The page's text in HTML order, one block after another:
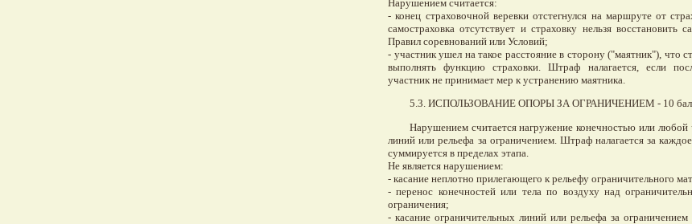
Нарушением считается:
- конец страховочной веревки отстегнулся на маршруте от
самостраховка отсутствует и страховку нельзя восстановить
Правил соревнований или Условий;
- участник ушел на такое расстояние в сторону ("маятник"), что
выполнять функцию страховки. Штраф налагается, если
участник не принимает мер к устранению маятника.
5.3. ИСПОЛЬЗОВАНИЕ ОПОРЫ ЗА ОГРАНИЧЕНИЕМ - 10
Нарушением считается нагружение конечностью или любой
линий или рельефа за ограничением. Штраф налагается за
суммируется в пределах этапа.
Не является нарушением:
- касание неплотно прилегающего к рельефу ограничительного
- перенос конечностей или тела по воздуху над
ограничения;
- касание ограничительных линий или рельефа за